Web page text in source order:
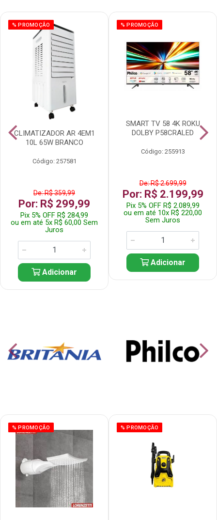
% PROMOÇÃO
CLIMATIZADOR AR 4EM1
10L 65W BRANCO
Código: 257581
De: R$ 359,99
Por: R$ 299,99
Pix 5% OFF R$ 284,99
ou em até 5x R$ 60,00 Sem
Juros
Adicionar
% PROMOÇÃO
SMART TV 58 4K ROKU
DOLBY P58CRALED
Código: 255913
De: R$ 2.699,99
Por: R$ 2.199,99
Pix 5% OFF R$ 2.089,99
ou em até 10x R$ 220,00
Sem Juros
Adicionar
% PROMOÇÃO % PROMOÇÃO